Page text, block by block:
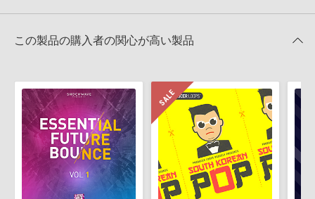
きます際には、NTFSやHFS＋でフォーマットされたHDDをご用意
いただく必要がございます。
知らせするメールの2通が送信されます。メールに記載されており
ます説明に沿って、製品のダウンロード／導入を行って下さい。
サンプルパック製品には、原則として日本語版操作マニュアルをご
用意しておりません。ご購入後のご不明点や詳細に関するお問い合
わせなどはテクニカルサポート
までご連絡ください。
デモソングは、製品収録サウンドを使ってできることを紹介するた
めのデモンストレーション用の楽曲です。原則として、デモソング
そのものをお使いいただくことはできません。また、デモソングを
2022.06.06
おります。ご覧頂くには、該当する製品をご購入頂く必要がございます。
FUTURE EDMのサポート情報
この製品の購入者の関心が高い製品